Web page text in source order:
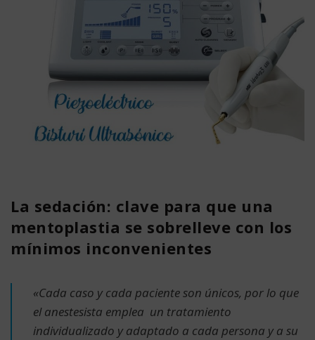
La sedación: clave para que una
mentoplastia se sobrelleve con los
mínimos inconvenientes
«Cada caso y cada paciente son únicos, por lo que
el anestesista emplea un tratamiento
individualizado y adaptado a cada persona y a su